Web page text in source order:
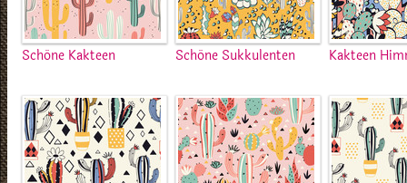
Schöne Kakteen Schöne Sukkulenten Kakteen